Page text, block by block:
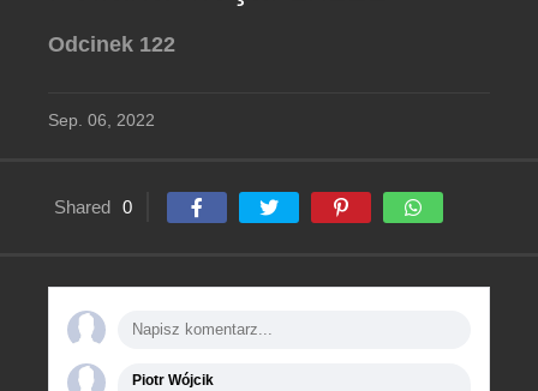
Odcinek 122
Sep. 06, 2022
Shared 0
Piotr Wójcik